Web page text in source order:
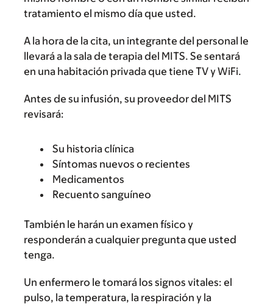
tratamiento el mismo día que usted.
A la hora de la cita, un integrante del personal le
llevará a la sala de terapia del MITS. Se sentará
en una habitación privada que tiene TV y WiFi.
Antes de su infusión, su proveedor del MITS
revisará:
Su historia clínica
Síntomas nuevos o recientes
Medicamentos
Recuento sanguíneo
También le harán un examen físico y
responderán a cualquier pregunta que usted
tenga.
Un enfermero le tomará los signos vitales: el
pulso, la temperatura, la respiración y la